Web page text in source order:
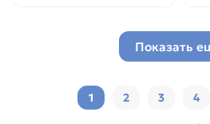
Показать
1 2 3 4